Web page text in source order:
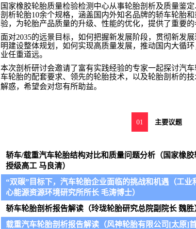
国家橡胶轮胎质量检验检测中心从事轮胎剖析及质量鉴
剖析轮胎10余个规格，涵盖国内外知名品牌的轿车轮胎
验，为轮胎产品质量的升级、性能的优化，提供了重要
面对2035的远景目标，如何把握新发展阶段，贯彻新发
明建设整体规划，如何实现高质量发展，推动国内大循
业任重道远。
本次剖析研讨会邀请了富有实践经验的专家一起探讨汽
车轮胎的配套要求、领先的轮胎技术，以及轮胎剖析的
解惑，希望会对您有所助益。
01 主要议题
轿车/载重汽车轮胎结构对比和质量问题分析（ 国家橡
授级高工 马良清）
“双碳”目标下，汽车轮胎企业面临的挑战和机遇（工业
心能源资源环境研究所所长 毛涛博士）
轿车轮胎剖析报告解读（玲珑轮胎研究总院副院长 魏胜
载重汽车轮胎剖析报告解读（风神轮胎有限公司 [太原]